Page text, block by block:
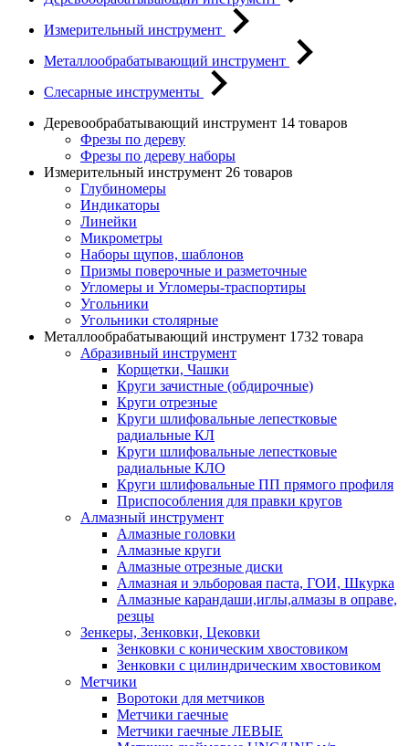
Измерительный инструмент
Металлообрабатывающий инструмент
Слесарные инструменты
Деревообрабатывающий инструмент 14 товаров
Фрезы по дереву
Фрезы по дереву наборы
Измерительный инструмент 26 товаров
Глубиномеры
Индикаторы
Линейки
Микрометры
Наборы щупов, шаблонов
Призмы поверочные и разметочные
Угломеры и Угломеры-траспортиры
Угольники
Угольники столярные
Металлообрабатывающий инструмент 1732 товара
Абразивный инструмент
Корщетки, Чашки
Круги зачистные (обдирочные)
Круги отрезные
Круги шлифовальные лепестковые
радиальные КЛ
Круги шлифовальные лепестковые
радиальные КЛО
Круги шлифовальные ПП прямого профиля
Приспособления для правки кругов
Алмазный инструмент
Алмазные головки
Алмазные круги
Алмазные отрезные диски
Алмазная и эльборовая паста, ГОИ, Шкурка
Алмазные карандаши,иглы,алмазы в оправе,
резцы
Зенкеры, Зенковки, Цековки
Зенковки с коническим хвостовиком
Зенковки с цилиндрическим хвостовиком
Метчики
Воротоки для метчиков
Метчики гаечные
Метчики гаечные ЛЕВЫЕ